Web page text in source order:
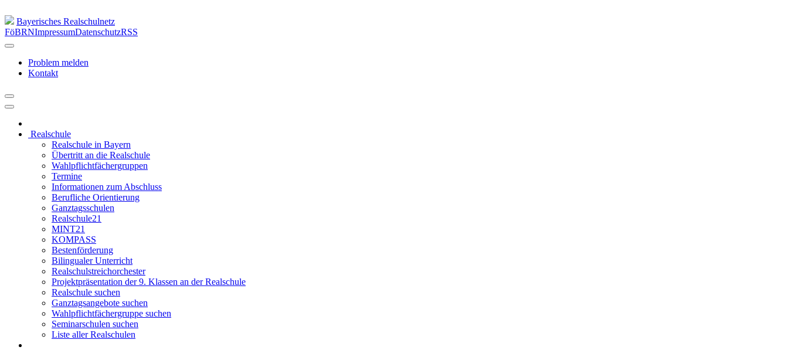
Bayerisches Realschulnetz
FöBRNImpressumDatenschutzRSS
Problem melden
Kontakt
Realschule
Realschule in Bayern
Übertritt an die Realschule
Wahlpflichtfächergruppen
Termine
Informationen zum Abschluss
Berufliche Orientierung
Ganztagsschulen
Realschule21
MINT21
KOMPASS
Bestenförderung
Bilingualer Unterricht
Realschulstreichorchester
Projektpräsentation der 9. Klassen an der Realschule
Realschule suchen
Ganztagsangebote suchen
Wahlpflichtfächergruppe suchen
Seminarschulen suchen
Liste aller Realschulen